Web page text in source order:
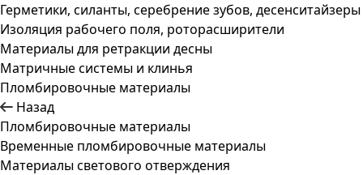
Герметики, силанты, серебрение зубов, десенситайзеры
Изоляция рабочего поля, роторасширители
Материалы для ретракции десны
Матричные системы и клинья
Пломбировочные материалы
Назад
Пломбировочные материалы
Временные пломбировочные материалы
Материалы светового отверждения